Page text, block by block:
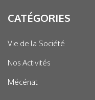
CATÉGORIES
Vie de la Société
Nos Activités
Mécénat